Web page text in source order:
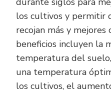
los cultivos y permitir
recojan más y mejores
beneficios incluyen la
temperatura del
una temperatura
los cultivos, el